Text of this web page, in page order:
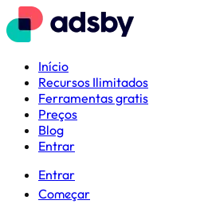
Início
Recursos Ilimitados
Ferramentas gratis
Preços
Blog
Entrar
Entrar
Começar